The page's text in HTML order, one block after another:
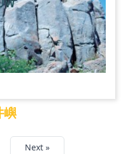
嶼
Next »